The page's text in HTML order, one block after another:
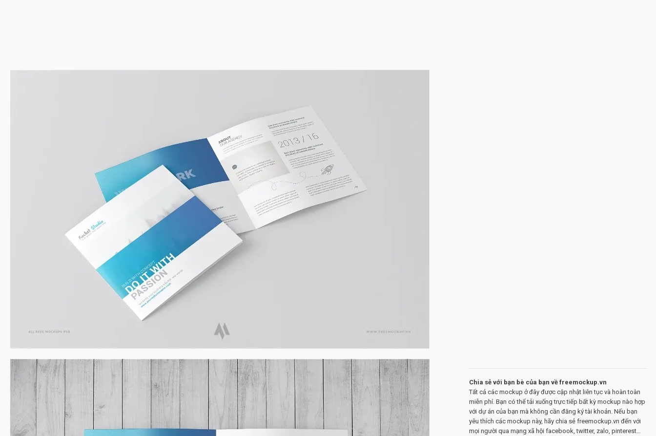
Chia sẻ với bạn bè của bạn về freemockup.vn
Tất cả các mockup ở đây được cập nhật liên tục và hoàn toàn
miễn phí. Bạn có thể tải xuống trực tiếp bất kỳ mockup nào hợp
với dự án của bạn mà không cần đăng ký tài khoản. Nếu bạn
yêu thích các mockup này, hãy chia sẻ freemockup.vn đến với
mọi người qua mạng xã hội facebook, twitter, zalo, pinterest…